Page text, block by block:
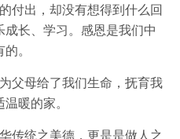
付出，却没有想得到什么回
长、学习。感恩是我们中
。
父母给了我们生命，抚育我
暖的家。
传统之美德，更是是做人之